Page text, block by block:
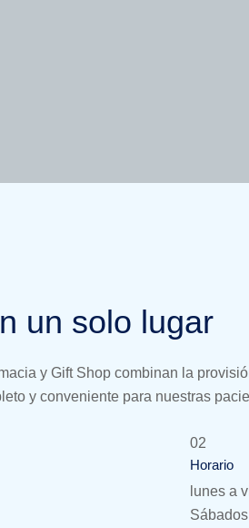
un solo lugar
y Gift Shop combinan la
y conveniente para nuestras
02
Horario
lunes a